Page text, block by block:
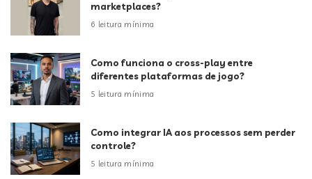
marketplaces?
6 leitura mínima
Como funciona o cross-play entre
diferentes plataformas de jogo?
5 leitura mínima
Como integrar IA aos processos sem perder
controle?
5 leitura mínima